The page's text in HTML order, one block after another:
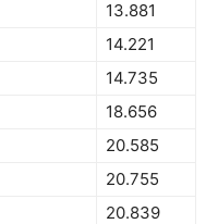
13.881
14.221
14.735
18.656
20.585
20.755
20.839